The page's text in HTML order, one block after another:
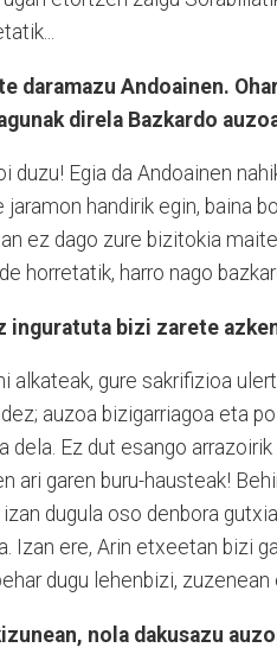
daramazu Andoainen.
direla Bazkardo
duzu! Egia da Andoainen
jaramon handirik egin, baina
ez dago zure bizitokia
horretatik, harro nago
inguratuta bizi zarete
alkateak, gure sakrifizioa
auzoa bizigarriagoa eta
dela. Ez dut esango
ari garen buru-hausteak!
izan dugula oso denbora
Izan ere, Arin etxeetan bizi
dugu lehenbizi, zuzenean
nola dakusazu